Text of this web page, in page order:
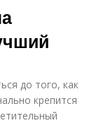
до того, как
крепится